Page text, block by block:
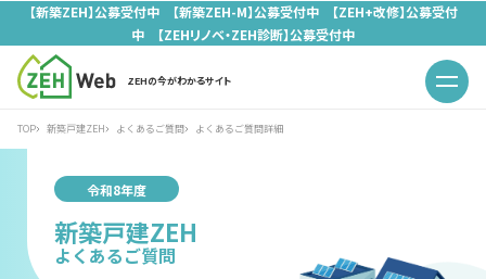
【新築ZEH】公募受付中 【新築ZEH-M】公募受付中 【ZEH+改修】公募受付
中 【ZEHリノベ・ZEH診断】公募受付中
ZEHの今がわかるサイト
TOP 新築戸建ZEH よくあるご質問 よくあるご質問詳細
令和8年度
新築戸建ZEH
よくあるご質問